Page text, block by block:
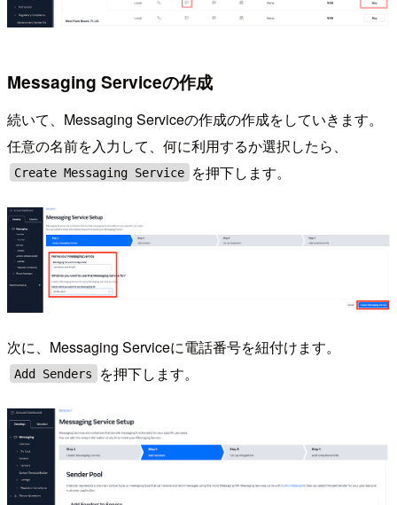
Messaging Serviceの作成
続いて、Messaging Serviceの作成の作成をしていきます。
任意の名前を入力して、何に利用するか選択したら、
Create Messaging Service を押下します。
次に、Messaging Serviceに電話番号を紐付けます。
Add Senders を押下します。